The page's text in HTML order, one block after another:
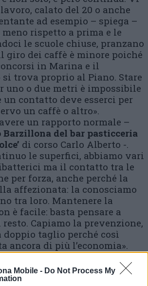
Mobile - Do Not Process My
calato del 20 o anche
ad esempio – spiega –
rispetto a prima e le
le scuole chiuse, pranzano
giro dei caffè è minore poiché
in Marina e il
trova proprio al Piano. Stare
uno o due metri è impossibile
un contatto deve esserci per
un caffè o altro».
un rapporto normale –
Barzillona del bar pasticceria
di corso Carlo Alberto -.
le superfici, abbiamo vari
ma il contatto tra le
per forza, anche perché la
affezionata: la conosciamo
tra loro. Mantenere la
è facile: basta pensare a
Capiamo la prevenzione,
doppio taglio perché così
ancora di più l’economia».